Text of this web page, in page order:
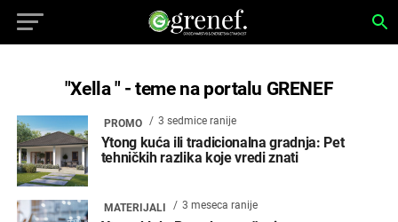
"Xella " - teme na portalu GRENEF
PROMO 3 sedmice ranije
Ytong kuća ili tradicionalna gradnja: Pet
tehničkih razlika koje vredi znati
MATERIJALI 3 meseca ranije